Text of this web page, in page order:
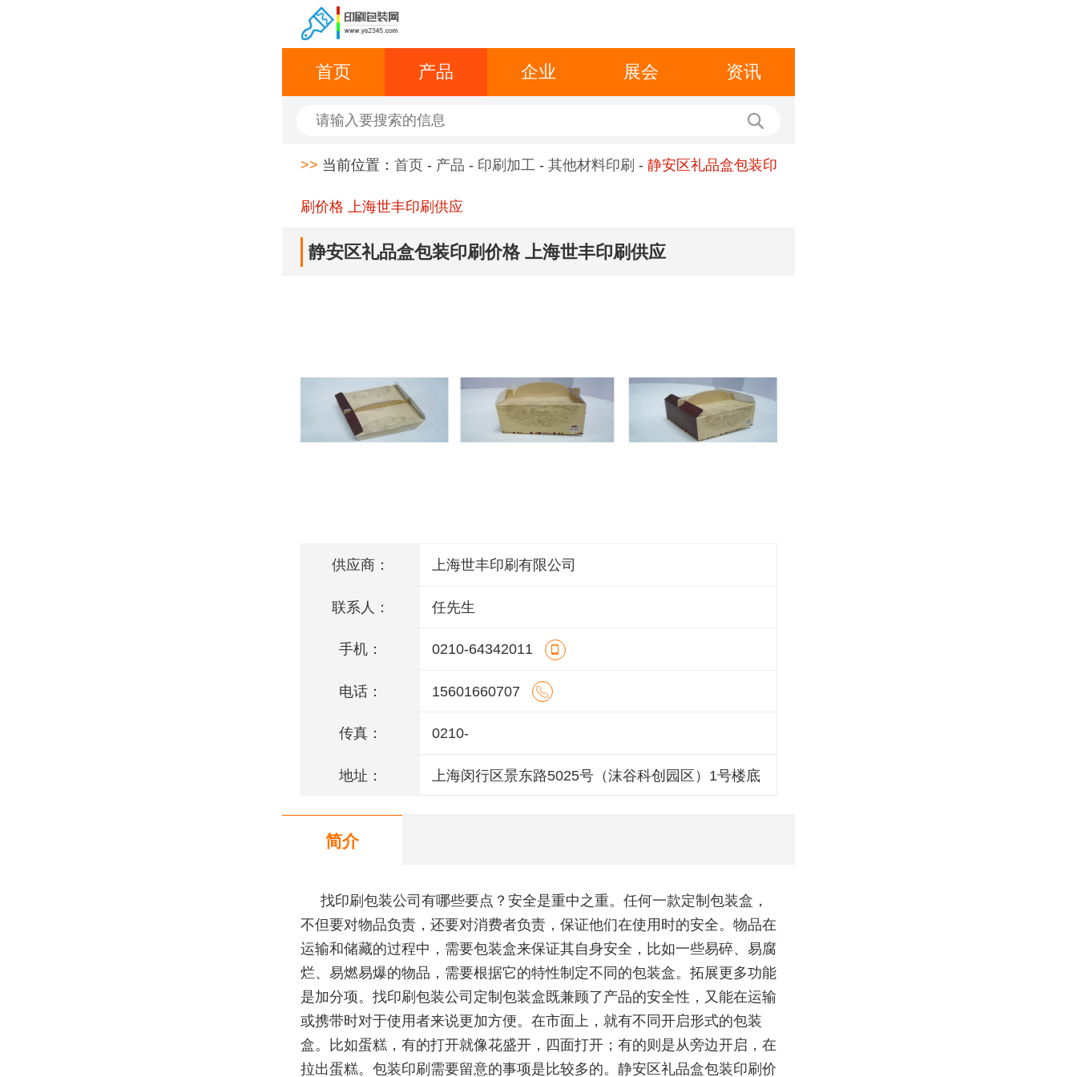
首页 产品 企业 展会 资讯
>> 当前位置： 首页 - 产品 - 印刷加工 - 其他材料印刷 - 静安区礼品盒包装印
刷价格 上海世丰印刷供应
静安区礼品盒包装印刷价格 上海世丰印刷供应
供应商： 上海世丰印刷有限公司
联系人： 任先生
手机： 0210-64342011
电话： 15601660707
传真： 0210-
地址： 上海闵行区景东路5025号（沫谷科创园区）1号楼底
简介
找印刷包装公司有哪些要点？安全是重中之重。任何一款定制包装盒，
不但要对物品负责，还要对消费者负责，保证他们在使用时的安全。物品在
运输和储藏的过程中，需要包装盒来保证其自身安全，比如一些易碎、易腐
烂、易燃易爆的物品，需要根据它的特性制定不同的包装盒。拓展更多功能
是加分项。找印刷包装公司定制包装盒既兼顾了产品的安全性，又能在运输
或携带时对于使用者来说更加方便。在市面上，就有不同开启形式的包装
盒。比如蛋糕，有的打开就像花盛开，四面打开；有的则是从旁边开启，在
拉出蛋糕。包装印刷需要留意的事项是比较多的。静安区礼品盒包装印刷价